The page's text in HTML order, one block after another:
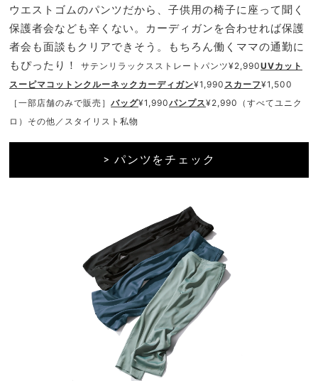
ウエストゴムのパンツだから、子供用の椅子に座って聞く
保護者会なども辛くない。カーディガンを合わせれば保護
者会も面談もクリアできそう。もちろん働くママの通勤に
もぴったり！
サテンリラックスストレートパンツ¥2,990UVカット
スーピマコットンクルーネックカーディガン¥1,990 スカーフ¥1,500
［一部店舗のみで販売］ バッグ¥1,990パンプス¥2,990（すべてユニク
ロ）その他／スタイリスト私物
> パンツをチェック